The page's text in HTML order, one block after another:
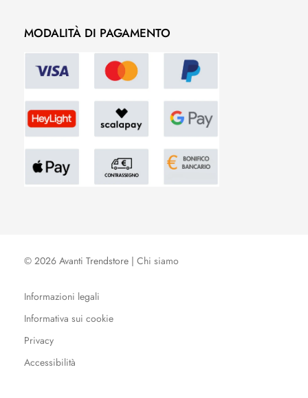
MODALITÀ DI PAGAMENTO
© 2026 Avanti Trendstore | Chi siamo
Informazioni legali
Informativa sui cookie
Privacy
Accessibilità